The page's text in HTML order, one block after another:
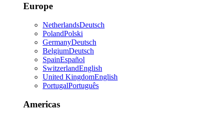
Europe
NetherlandsDeutsch
PolandPolski
GermanyDeutsch
BelgiumDeutsch
SpainEspañol
SwitzerlandEnglish
United KingdomEnglish
PortugalPortuguês
Americas